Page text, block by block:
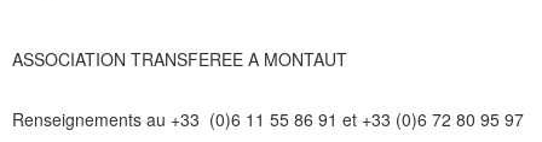
ASSOCIATION TRANSFEREE A MONTAUT
Renseignements au +33 (0)6 11 55 86 91 et +33 (0)6 72 80 95 97